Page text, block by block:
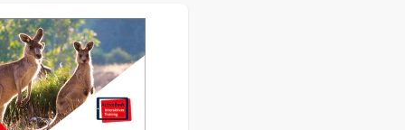
die Abschlussprüfung gehen.